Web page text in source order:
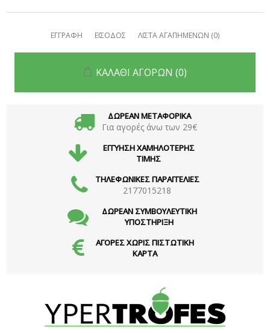
ΕΓΓΡΑΦΗ ΕΙΣΟΔΟΣ ΛΙΣΤΑ ΑΓΑΠΗΜΕΝΩΝ (0)
ΚΑΛΑΘΙ ΑΓΟΡΩΝ (0)
ΔΩΡΕΑΝ ΜΕΤΑΦΟΡΙΚΑ
Για αγορές άνω των 29€
ΕΓΓΥΗΣΗ ΧΑΜΗΛΟΤΕΡΗΣ
ΤΙΜΗΣ
ΤΗΛΕΦΩΝΙΚΕΣ ΠΑΡΑΓΓΕΛΙΕΣ
2177015218
ΔΩΡΕΑΝ ΣΥΜΒΟΥΛΕΥΤΙΚΗ
ΥΠΟΣΤΗΡΙΞΗ
ΑΓΟΡΕΣ ΧΩΡΙΣ ΠΙΣΤΩΤΙΚΗ
ΚΑΡΤΑ